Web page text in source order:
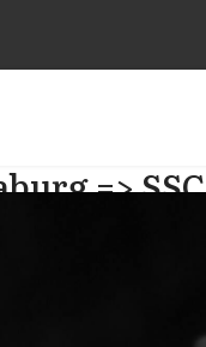
=> SSC